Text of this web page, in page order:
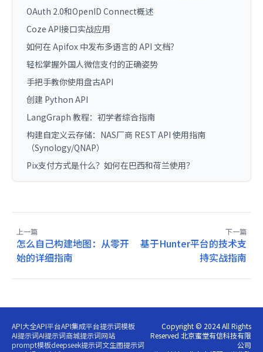
OAuth 2.0和OpenID Connect概述
Coze API接口实战应用
如何在 Apifox 中发布多语言的 API 文档？
轻松掌握外国人微信支付的正确姿势
手把手教你使用盘古API
创建 Python API
LangGraph 教程：初学者综合指南
构建自定义云存储：NAS厂商 REST API 使用指南
（Synology/QNAP）
Pix支付方式是什么？如何在巴西和荷兰使用？
上一篇
怎么自己构建地图：从零开
始的详细指南
下一篇
基于Hunter平台的技术支
持实战指南
API大全API平台API集成平台提示词模板
AI提示词AI提示词商城提示词网站
prompt模板deepseek提示词文生图提示词
Copyright © 2024 All Rights
Reserved 北京蜜堂有信科技有限
公司